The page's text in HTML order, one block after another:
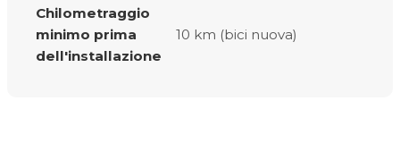
Chilometraggio
minimo prima
dell'installazione
10 km (bici nuova)